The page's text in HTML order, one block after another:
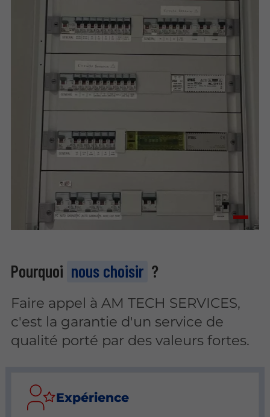
Pourquoi nous choisir ?
Faire appel à AM TECH SERVICES,
c'est la garantie d'un service de
qualité porté par des valeurs fortes.
Expérience